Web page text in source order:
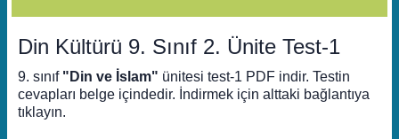
Din Kültürü 9. Sınıf 2. Ünite Test-1
9. sınıf "Din ve İslam" ünitesi test-1 PDF indir. Testin
cevapları belge içindedir. İndirmek için alttaki bağlantıya
tıklayın.